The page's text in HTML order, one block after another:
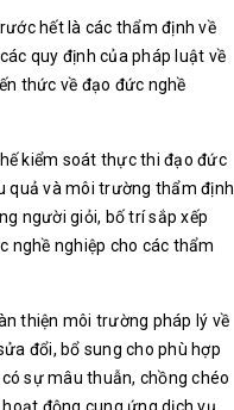
hết là các thẩm định về
quy định của pháp luật về
thức về đạo đức nghề
kiểm soát thực thi đạo đức
quả và môi trường thẩm định
người giỏi, bố trí sắp xếp
nghề nghiệp cho các thẩm
thiện môi trường pháp lý về
đổi, bổ sung cho phù hợp
sự mâu thuẫn, chồng chéo